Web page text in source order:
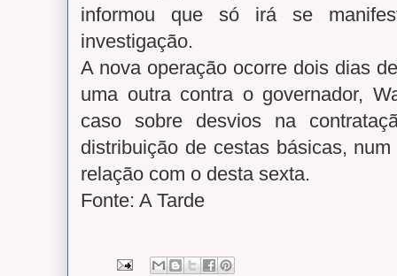
informou que só irá se
investigação.
A nova operação ocorre dois dias
uma outra contra o governador,
caso sobre desvios na
distribuição de cestas básicas,
relação com o desta sexta.
Fonte: A Tarde